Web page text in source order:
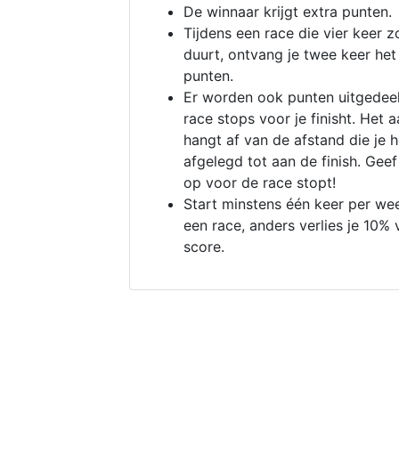
De winnaar krijgt extra punten.
Tijdens een race die vier keer
duurt, ontvang je twee keer
punten.
Er worden ook punten
race stops voor je finisht. Het
hangt af van de afstand die je
afgelegd tot aan de finish.
op voor de race stopt!
Start minstens één keer per
een race, anders verlies je 10%
score.